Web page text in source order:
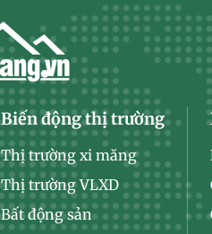
Biến động thị trường
Thị trường xi măng
Thị trường VLXD
Bất động sản